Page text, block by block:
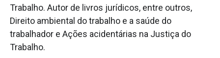
Trabalho. Autor de livros jurídicos, entre outros,
Direito ambiental do trabalho e a saúde do
trabalhador e Ações acidentárias na Justiça do
Trabalho.